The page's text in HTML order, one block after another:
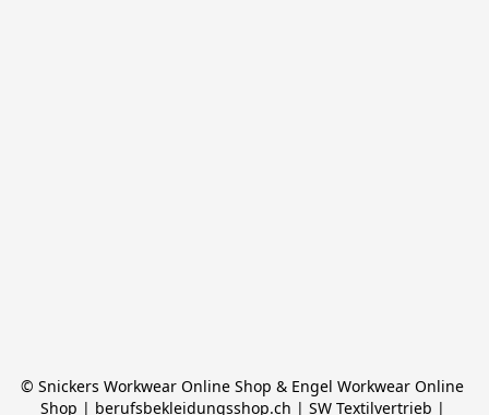
© Snickers Workwear Online Shop & Engel Workwear Online
Shop | berufsbekleidungsshop.ch | SW Textilvertrieb |